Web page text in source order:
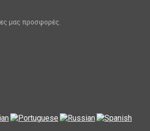
μας προσφορές.